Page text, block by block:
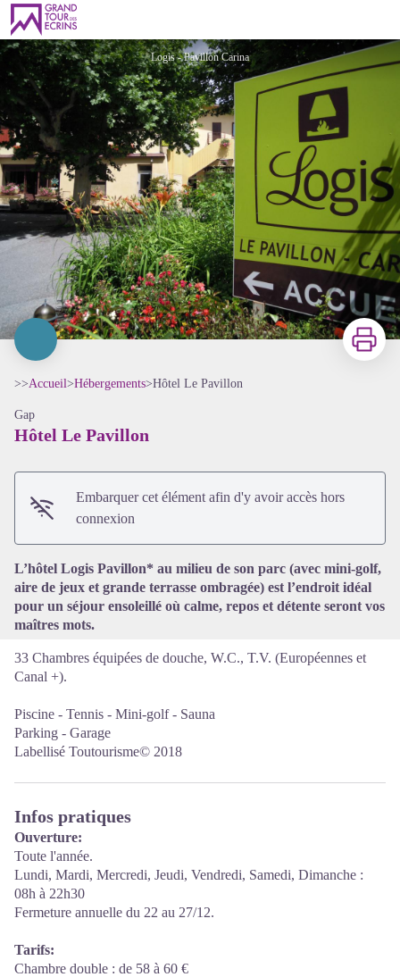
Hôtel Le Pavillon
Logis - Pavillon Carina
Voir l'image en plein écran
Imprimer
>>Accueil>Hébergements>Hôtel Le Pavillon
Gap
Hôtel Le Pavillon
Embarquer cet élément afin d'y avoir accès hors
connexion
L’hôtel Logis Pavillon* au milieu de son parc (avec mini-golf,
aire de jeux et grande terrasse ombragée) est l’endroit idéal
pour un séjour ensoleillé où calme, repos et détente seront vos
maîtres mots.
33 Chambres équipées de douche, W.C., T.V. (Européennes et
Canal +).
Piscine - Tennis - Mini-golf - Sauna
Parking - Garage
Labellisé Toutourisme© 2018
Infos pratiques
Ouverture:
Toute l'année.
Lundi, Mardi, Mercredi, Jeudi, Vendredi, Samedi, Dimanche :
08h à 22h30
Fermeture annuelle du 22 au 27/12.
Tarifs:
Chambre double : de 58 à 60 €